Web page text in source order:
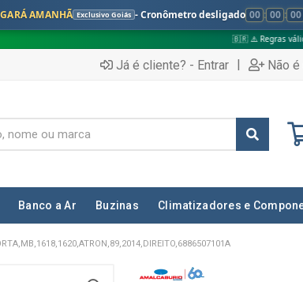
AMANHÃ Exclusivo Goiás - Cronômetro desligado 00 : 00 : 00
🇧🇷 ⚠️ Regras válidas apenas para:
Já é cliente? - Entrar | Não
Banco a Ar Buzinas Climatizadores e